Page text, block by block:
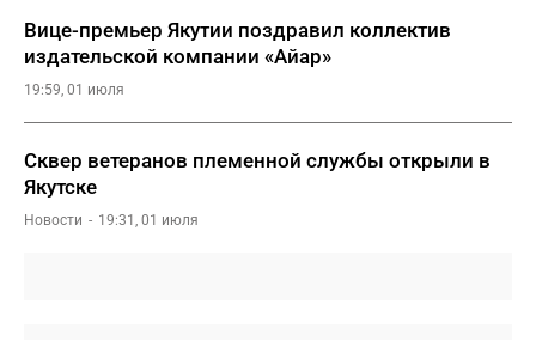
Вице-премьер Якутии поздравил коллектив
издательской компании «Айар»
19:59, 01 июля
Сквер ветеранов племенной службы открыли в
Якутске
Новости 19:31, 01 июля